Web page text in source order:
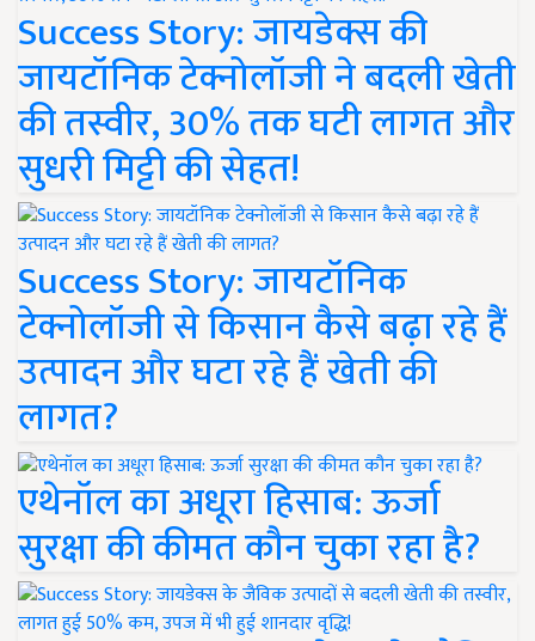
Success Story: जायडेक्स की
जायटॉनिक टेक्नोलॉजी ने बदली खेती
की तस्वीर, 30% तक घटी लागत और
सुधरी मिट्टी की सेहत!
Success Story: जायटॉनिक
टेक्नोलॉजी से किसान कैसे बढ़ा रहे हैं
उत्पादन और घटा रहे हैं खेती की
लागत?
एथेनॉल का अधूरा हिसाब: ऊर्जा
सुरक्षा की कीमत कौन चुका रहा है?